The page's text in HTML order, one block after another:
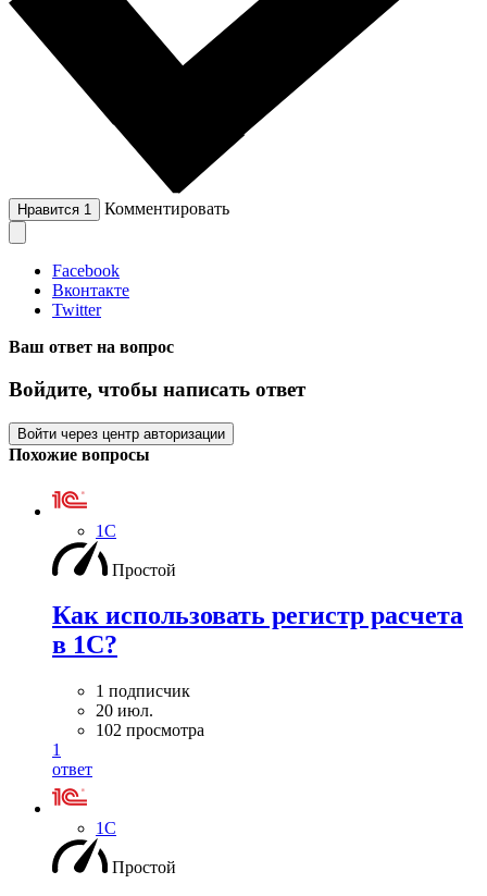
Нравится 1 Комментировать
Facebook
Вконтакте
Twitter
Ваш ответ на вопрос
Войдите, чтобы написать ответ
Войти через центр авторизации
Похожие вопросы
1С
Простой
Как использовать регистр расчета
в 1С?
1 подписчик
20 июл.
102 просмотра
1
ответ
1С
Простой